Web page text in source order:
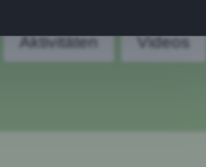
Aktivitäten Videos